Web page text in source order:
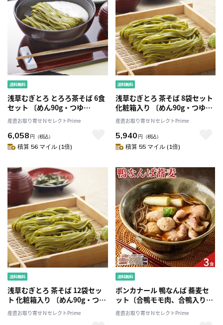
浅草むぎとろ とろろ茶そば 6食
セット 〔めん90g・つゆ
27.5g・とろろ50g×各6〕
産直お取り寄せＮセレクトPrime
6,058 円 （税込）
積算 56 マイル (1倍)
浅草むぎとろ 茶そば 8袋セット
化粧箱入り 〔めん90g・つゆ
27.5g×各8〕
産直お取り寄せＮセレクトPrime
5,940 円 （税込）
積算 55 マイル (1倍)
浅草むぎとろ 茶そば 12袋セッ
ト 化粧箱入り 〔めん90g・つゆ
27.5g×各12〕
産直お取り寄せＮセレクトPrime
ボンカナール 鴨なんば 蕎麦セ
ット〔合鴨モモ肉、合鴨入りつ
くね、麺、鴨だし〕
産直お取り寄せＮセレクトPrime